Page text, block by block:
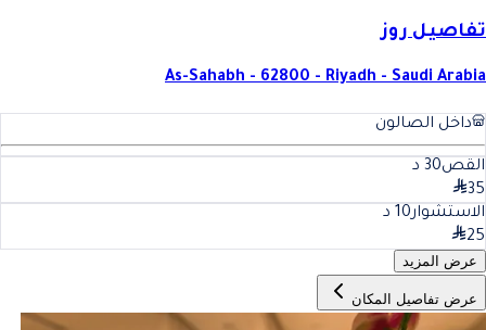
تفاصيل روز
As-Sahabh - 62800 - Riyadh - Saudi Arabia
داخل الصالون
القص30 د
35
الاستشوار10 د
25
عرض المزيد
عرض تفاصيل المكان